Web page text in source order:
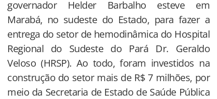
governador Helder Barbalho esteve em
Marabá, no sudeste do Estado, para fazer a
entrega do setor de hemodinâmica do Hospital
Regional do Sudeste do Pará Dr. Geraldo
Veloso (HRSP). Ao todo, foram investidos na
construção do setor mais de R$ 7 milhões, por
meio da Secretaria de Estado de Saúde Pública